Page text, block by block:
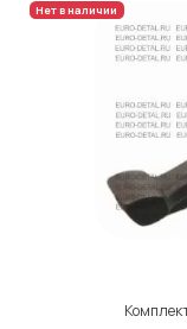
Нет в наличии